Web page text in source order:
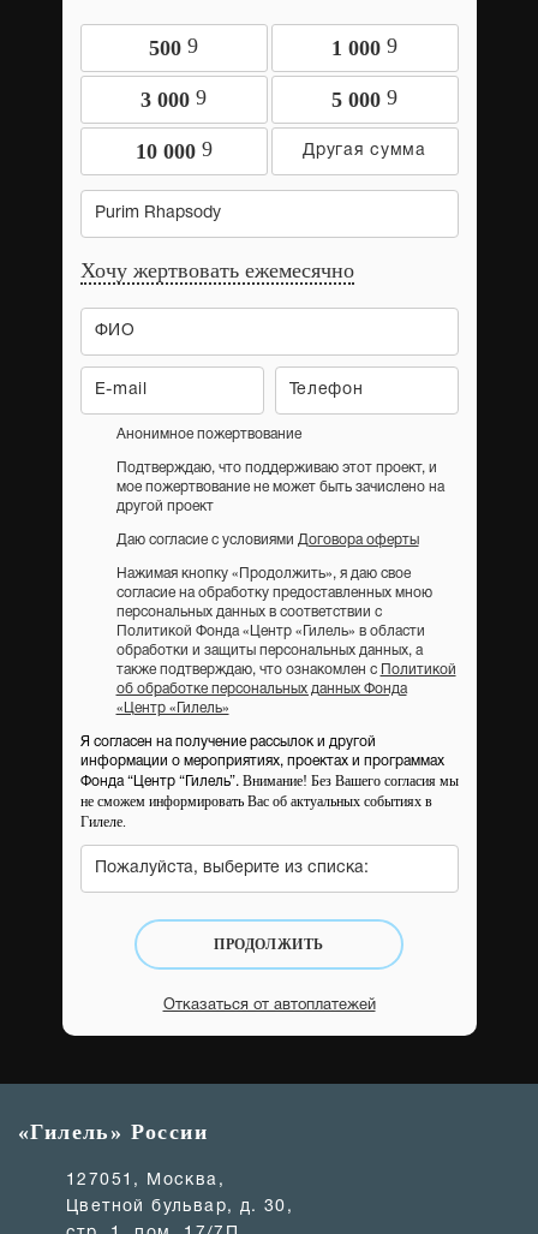
500 9 1 000 9
3 000 9 5 000 9
10 000 9
Purim Rhapsody
Хочу жертвовать ежемесячно
Анонимное пожертвование
Подтверждаю, что поддерживаю этот проект, и
мое пожертвование не может быть зачислено на
другой проект
Даю согласие с условиями Договора оферты
Нажимая кнопку «Продолжить», я даю свое
согласие на обработку предоставленных мною
персональных данных в соответствии с
Политикой Фонда «Центр «Гилель» в области
обработки и защиты персональных данных, а
также подтверждаю, что ознакомлен с
Политикой
об обработке персональных данных Фонда
«Центр «Гилель»
Я согласен на получение рассылок и другой
информации о мероприятиях, проектах и программах
Фонда “Центр “Гилель”. Внимание! Без Вашего согласия мы
не сможем информировать Вас об актуальных событиях в
Гилеле.
Пожалуйста, выберите из списка:
ПРОДОЛЖИТЬ
Отказаться от автоплатежей
«Гилель» России
127051, Москва,
Цветной бульвар, д. 30,